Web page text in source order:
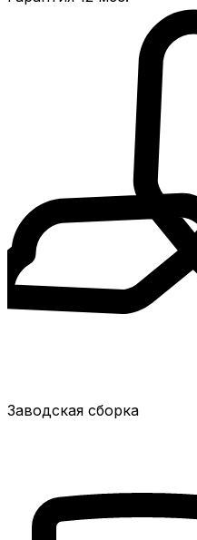
Заводская сборка